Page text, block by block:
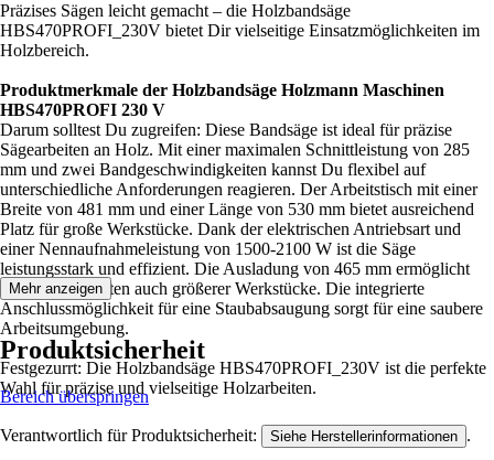
Präzises Sägen leicht gemacht – die Holzbandsäge
HBS470PROFI_230V bietet Dir vielseitige Einsatzmöglichkeiten im
Holzbereich.
Produktmerkmale der Holzbandsäge Holzmann Maschinen
HBS470PROFI 230 V
Darum solltest Du zugreifen: Diese Bandsäge ist ideal für präzise
Sägearbeiten an Holz. Mit einer maximalen Schnittleistung von 285
mm und zwei Bandgeschwindigkeiten kannst Du flexibel auf
unterschiedliche Anforderungen reagieren. Der Arbeitstisch mit einer
Breite von 481 mm und einer Länge von 530 mm bietet ausreichend
Platz für große Werkstücke. Dank der elektrischen Antriebsart und
einer Nennaufnahmeleistung von 1500-2100 W ist die Säge
leistungsstark und effizient. Die Ausladung von 465 mm ermöglicht
Dir das Bearbeiten auch größerer Werkstücke. Die integrierte
Anschlussmöglichkeit für eine Staubabsaugung sorgt für eine saubere
Arbeitsumgebung.
Festgezurrt: Die Holzbandsäge HBS470PROFI_230V ist die perfekte
Wahl für präzise und vielseitige Holzarbeiten.
Mehr anzeigen
Produktsicherheit
Bereich überspringen
Verantwortlich für Produktsicherheit: Siehe Herstellerinformationen .